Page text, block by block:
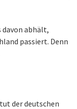
davon abhält,
passiert. Denn
der deutschen